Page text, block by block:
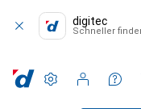
digitec
Schneller
Einstellungen
Kundenkonto
Vergleichslisten
Merklisten
Warenkorb